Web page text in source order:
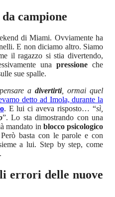
campione
di Miami. Ovviamente ha
E non diciamo altro. Siamo
il ragazzo si stia divertendo,
unapressioneche
sue spalle.
a divertirti, ormai quel
detto ad Imola, durante la
. E lui ci aveva risposto… “sì,
”. Lo sta dimostrando con una
mandato in blocco psicologico
basta con le parole e con
a lui. Step by step, come
errori delle nuove